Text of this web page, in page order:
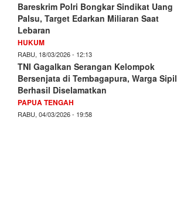
Bareskrim Polri Bongkar Sindikat Uang
Palsu, Target Edarkan Miliaran Saat
Lebaran
HUKUM
RABU, 18/03/2026 - 12:13
TNI Gagalkan Serangan Kelompok
Bersenjata di Tembagapura, Warga Sipil
Berhasil Diselamatkan
PAPUA TENGAH
RABU, 04/03/2026 - 19:58